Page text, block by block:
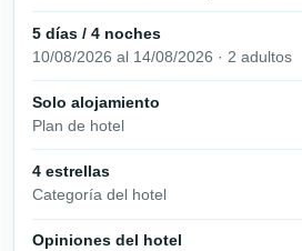
5 días / 4 noches
10/08/2026 al 14/08/2026 · 2 adultos
Solo alojamiento
Plan de hotel
4 estrellas
Categoría del hotel
Opiniones del hotel